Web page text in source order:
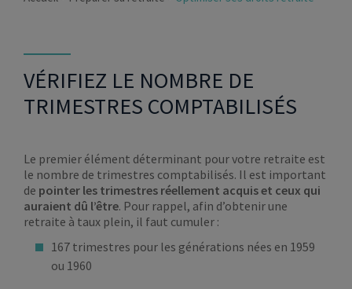
VÉRIFIEZ LE NOMBRE DE
TRIMESTRES COMPTABILISÉS
Le premier élément déterminant pour votre retraite est
le nombre de trimestres comptabilisés. Il est important
de pointer les trimestres réellement acquis et ceux qui
auraient dû l’être. Pour rappel, afin d’obtenir une
retraite à taux plein, il faut cumuler :
167 trimestres pour les générations nées en 1959
ou 1960